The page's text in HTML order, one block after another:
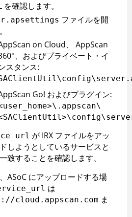
確認します。
ファイルを開
on Cloud、 AppScan
、およびプライベート・イ
スタンス:
Go! およびプラグイン:
が IRX ファイルをアッ
しようとしているサービスと
致することを確認します。
ASoC にアップロードする場
は
cloud.appscan.com ま